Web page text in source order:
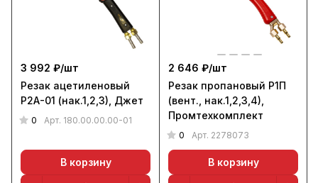
3 992 ₽/шт
Резак ацетиленовый
Р2А-01 (нак.1,2,3), Джет
0 Арт. 180.00.00.00-01
В корзину
2 646 ₽/шт
Резак пропановый Р1П
(вент., нак.1,2,3,4),
Промтехкомплект
0 Арт. 2278073
В корзину